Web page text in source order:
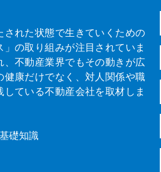
された状態で生きていくための
の取り組みが注目されていま
不動産業界でもその動きが広
康だけでなく、対人関係や職
ている不動産会社を取材しま
礎知識